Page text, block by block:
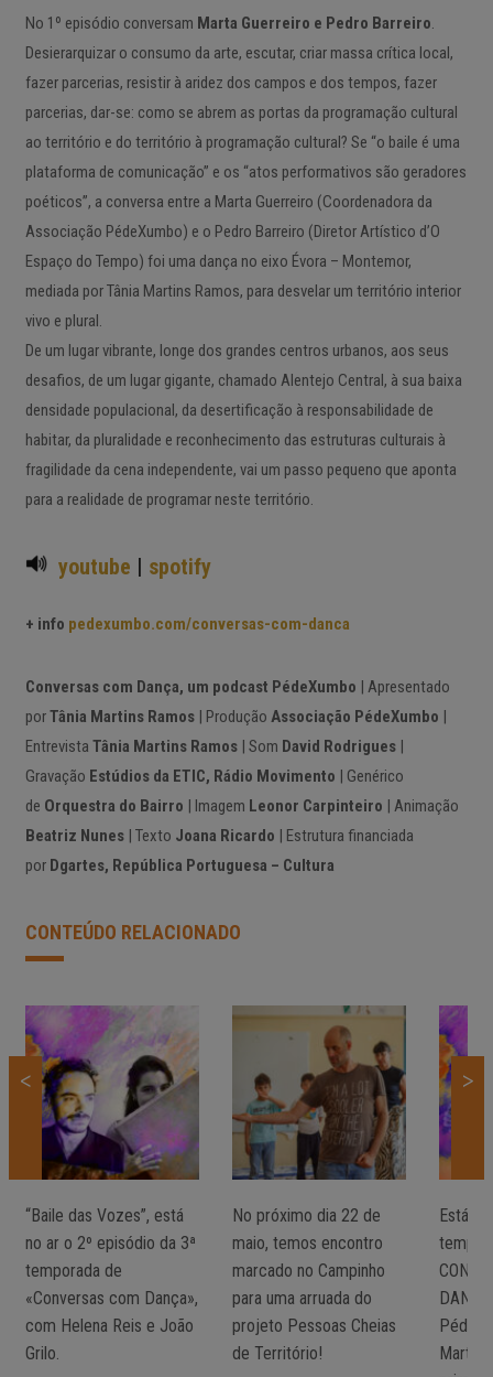
No 1º episódio conversam Marta Guerreiro e Pedro Barreiro.
Desierarquizar o consumo da arte, escutar, criar massa crítica local,
fazer parcerias, resistir à aridez dos campos e dos tempos, fazer
parcerias, dar-se: como se abrem as portas da programação cultural
ao território e do território à programação cultural? Se “o baile é uma
plataforma de comunicação” e os “atos performativos são geradores
poéticos”, a conversa entre a Marta Guerreiro (Coordenadora da
Associação PédeXumbo) e o Pedro Barreiro (Diretor Artístico d’O
Espaço do Tempo) foi uma dança no eixo Évora – Montemor,
mediada por Tânia Martins Ramos, para desvelar um território interior
vivo e plural.
De um lugar vibrante, longe dos grandes centros urbanos, aos seus
desafios, de um lugar gigante, chamado Alentejo Central, à sua baixa
densidade populacional, da desertificação à responsabilidade de
habitar, da pluralidade e reconhecimento das estruturas culturais à
fragilidade da cena independente, vai um passo pequeno que aponta
para a realidade de programar neste território.
youtube spotify
+ info pedexumbo.com/conversas-com-danca
Conversas com Dança, um podcast PédeXumbo | Apresentado
porTânia Martins Ramos | Produção Associação PédeXumbo |
Entrevista Tânia Martins Ramos | Som David Rodrigues |
Gravação Estúdios da ETIC, Rádio Movimento | Genérico
de Orquestra do Bairro | Imagem Leonor Carpinteiro | Animação
Beatriz Nunes | Texto Joana Ricardo | Estrutura financiada
por Dgartes, República Portuguesa – Cultura
CONTEÚDO RELACIONADO
< >
“Baile das Vozes”, está
no ar o 2º episódio da 3ª
temporada de
«Conversas com Dança»,
com Helena Reis e João
Grilo.
No próximo dia 22 de
maio, temos encontro
marcado no Campinho
para uma arruada do
projeto Pessoas Cheias
de Território!
Está